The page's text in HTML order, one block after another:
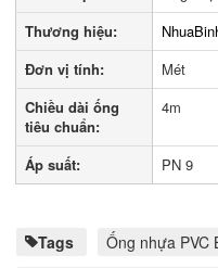
Thương hiệu:
Đơn vị tính:
Mét
Chiều dài ống
tiêu chuẩn:
4m
Áp suất: PN 9
Tags Ống nhựa PVC